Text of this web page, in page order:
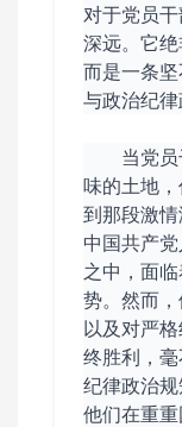
对于党员
深远。它
而是一条
与政治纪律
当党
味的土地
到那段激
中国共产
之中，面
势。然而
以及对严
终胜利，
纪律政治
他们在重